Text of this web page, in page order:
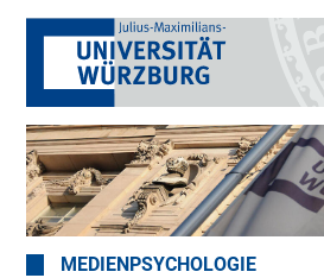
MEDIENPSYCHOLOGIE